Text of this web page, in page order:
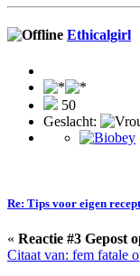
Ethicalgirl
50
Geslacht:
Re: Tips voor eigen
« Reactie #3 Gepost
Citaat van: fem fatale